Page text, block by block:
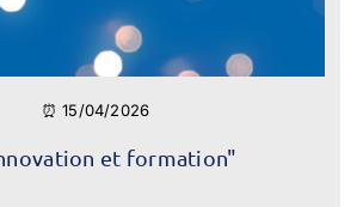
⏰ 15/04/2026
et formation"